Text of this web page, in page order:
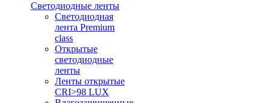
Светодиодные ленты
Светодиодная
лента Premium
class
Открытые
светодиодные
ленты
Ленты открытые
CRI>98 LUX